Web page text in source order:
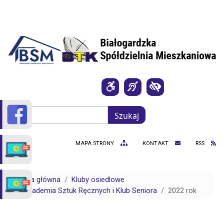
Szukaj
Szukaj
MAPA STRONY KONTAKT RSS
Strona główna
Kluby osiedlowe
Akademia Sztuk Ręcznych i Klub Seniora
2022 rok